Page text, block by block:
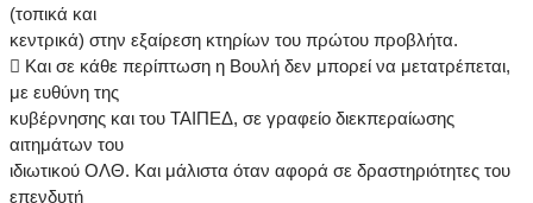
(τοπικά και
κεντρικά) στην εξαίρεση κτηρίων του πρώτου προβλήτα.
 Και σε κάθε περίπτωση η Βουλή δεν μπορεί να μετατρέπεται,
με ευθύνη της
κυβέρνησης και του ΤΑΙΠΕΔ, σε γραφείο διεκπεραίωσης
αιτημάτων του
ιδιωτικού ΟΛΘ. Και μάλιστα όταν αφορά σε δραστηριότητες του
επενδυτή